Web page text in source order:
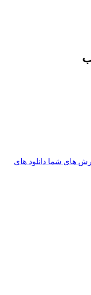
های شما دانلود های